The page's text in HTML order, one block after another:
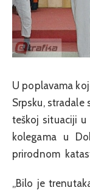
U poplavama
Srpsku,
teškoj situaciji
kolegama u
prirodnom
„Bilo je